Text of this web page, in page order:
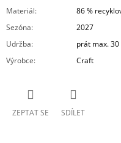
Materiál:
86 %
Sezóna:
2027
Udržba:
prát max.
Výrobce: Craft
ZEPTAT SE SDÍLET